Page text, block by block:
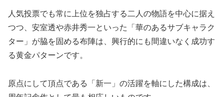
人気投票でも常に上位を独占する二人の物語を中心に据え
つつ、安室透や赤井秀一といった「華のあるサブキャラク
ター」が脇を固める布陣は、興行的にも間違いなく成功す
る黄金パターンです。
原点にして頂点である「新一」の活躍を軸にした構成は、